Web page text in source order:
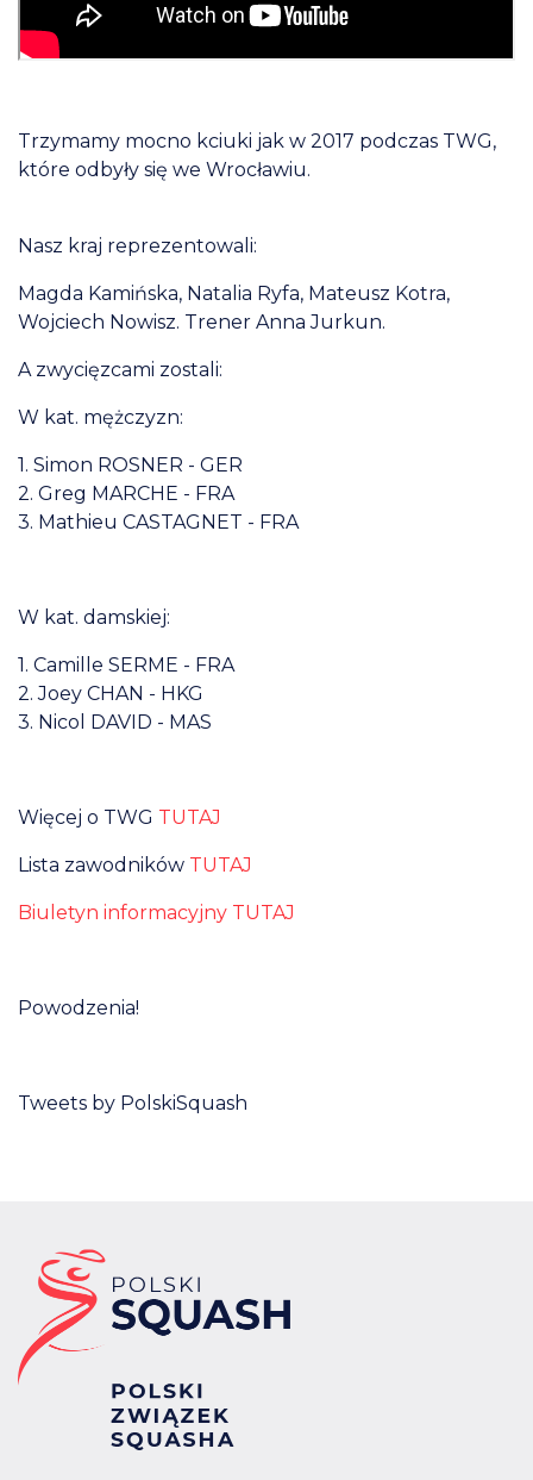
Trzymamy mocno kciuki jak w 2017 podczas TWG,
które odbyły się we Wrocławiu.
Nasz kraj reprezentowali:
Magda Kamińska, Natalia Ryfa, Mateusz Kotra,
Wojciech Nowisz. Trener Anna Jurkun.
A zwycięzcami zostali:
W kat. mężczyzn:
1. Simon ROSNER - GER
2. Greg MARCHE - FRA
3. Mathieu CASTAGNET - FRA
W kat. damskiej:
1. Camille SERME - FRA
2. Joey CHAN - HKG
3. Nicol DAVID - MAS
Więcej o TWG TUTAJ
Lista zawodników TUTAJ
Biuletyn informacyjny TUTAJ
Powodzenia!
Tweets by PolskiSquash